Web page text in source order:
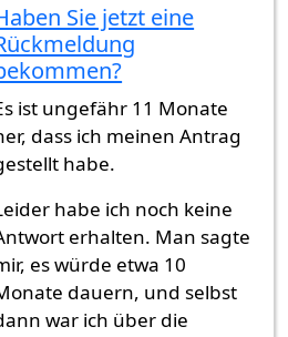
schon seit 10…
Sie jetzt eine
ist ungefähr 11 Monate
dass ich meinen Antrag
habe.
habe ich noch keine
erhalten. Man sagte
es würde etwa 10
dauern, und selbst
war ich über die